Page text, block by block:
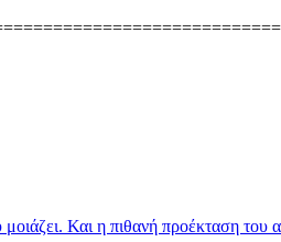
Και η πιθανή προέκταση